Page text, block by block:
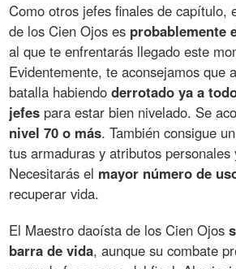
Como otros jefes finales de capítulo,
de los Cien Ojos es probablemente
al que te enfrentarás llegado este
Evidentemente, te aconsejamos que
batalla habiendoderrotado ya a
jefes para estar bien nivelado. Se
nivel 70 o más. También consigue
tus armaduras y atributos personales
Necesitarás el mayor número de
recuperar vida.
El Maestro daoísta de los Cien Ojos
barra de vida, aunque su combate